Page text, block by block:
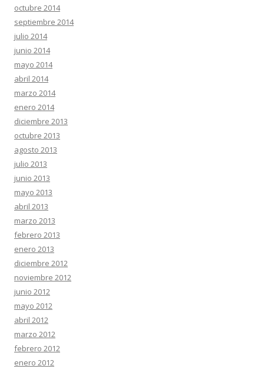
octubre 2014
septiembre 2014
julio 2014
junio 2014
mayo 2014
abril 2014
marzo 2014
enero 2014
diciembre 2013
octubre 2013
agosto 2013
julio 2013
junio 2013
mayo 2013
abril 2013
marzo 2013
febrero 2013
enero 2013
diciembre 2012
noviembre 2012
junio 2012
mayo 2012
abril 2012
marzo 2012
febrero 2012
enero 2012